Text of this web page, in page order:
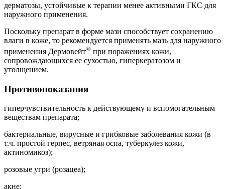
дерматозы, устойчивые к терапии менее активными ГКС для
наружного применения.
Поскольку препарат в форме мази способствует сохранению
влаги в коже, то рекомендуется применять мазь для наружного
применения Дермовейт® при поражениях кожи,
сопровождающихся ее сухостью, гиперкератозом и
утолщением.
Противопоказания
гиперчувствительность к действующему и вспомогательным
веществам препарата;
бактериальные, вирусные и грибковые заболевания кожи (в
т.ч. простой герпес, ветряная оспа, туберкулез кожи,
актиномикоз);
розовые угри (розацеа);
акне;